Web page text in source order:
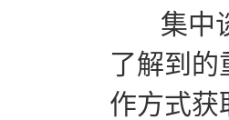
集中谈
了解到
作方式获